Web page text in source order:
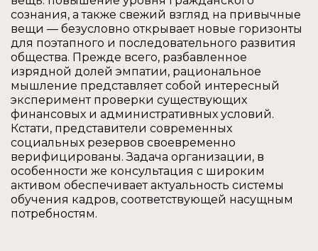
сознания, а также свежий взгляд на привычные
вещи — безусловно открывает новые горизонты
для поэтапного и последовательного развития
общества. Прежде всего, разбавленное
изрядной долей эмпатии, рациональное
мышление представляет собой интересный
эксперимент проверки существующих
финансовых и административных условий.
Кстати, представители современных
социальных резервов своевременно
верифицированы. Задача организации, в
особенности же консультация с широким
активом обеспечивает актуальность системы
обучения кадров, соответствующей насущным
потребностям.